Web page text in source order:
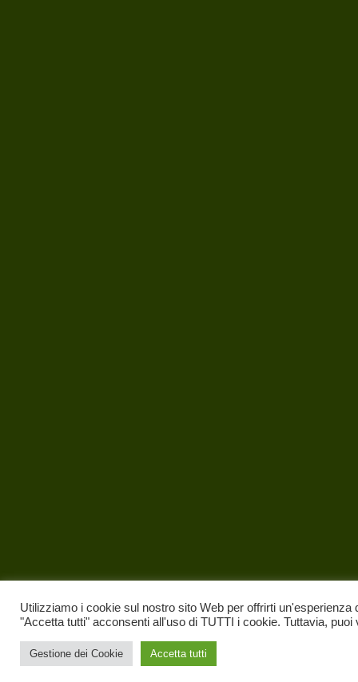
Utilizziamo i cookie sul nostro sito Web per offrirti
"Accetta tutti" acconsenti all'uso di TUTTI i cookie. Tuttavia,
Gestione dei Cookie Accetta tutti